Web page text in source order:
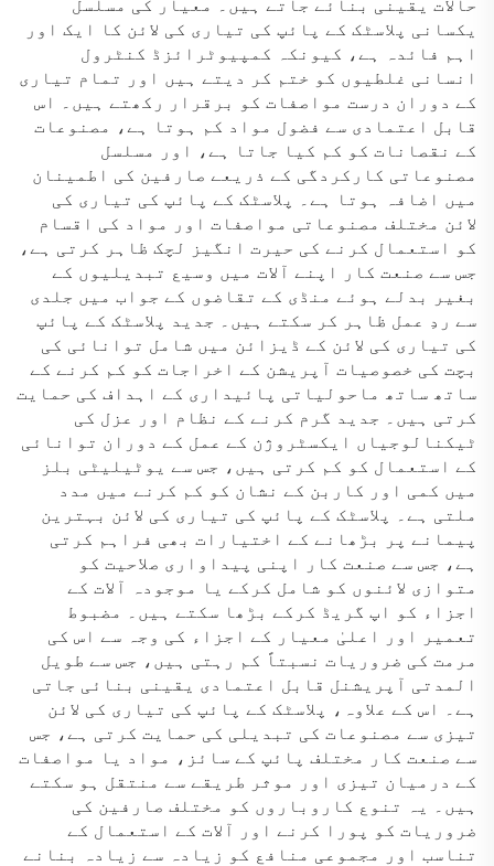
حالات یقینی بنائے جاتے ہیں۔ معیار کی مسلسل
یکسانی پلاسٹک کے پائپ کی تیاری کی لائن کا ایک اور
اہم فائدہ ہے، کیونکہ کمپیوٹرائزڈ کنٹرول
انسانی غلطیوں کو ختم کر دیتے ہیں اور تمام تیاری
کے دوران درست مواصفات کو برقرار رکھتے ہیں۔ اس
قابل اعتمادی سے فضول مواد کم ہوتا ہے، مصنوعات
کے نقصانات کو کم کیا جاتا ہے، اور مسلسل
مصنوعاتی کارکردگی کے ذریعے صارفین کی اطمینان
میں اضافہ ہوتا ہے۔ پلاسٹک کے پائپ کی تیاری کی
لائن مختلف مصنوعاتی مواصفات اور مواد کی اقسام
کو استعمال کرنے کی حیرت انگیز لچک ظاہر کرتی ہے،
جس سے صنعت کار اپنے آلات میں وسیع تبدیلیوں کے
بغیر بدلے ہوئے منڈی کے تقاضوں کے جواب میں جلدی
سے ردِ عمل ظاہر کر سکتے ہیں۔ جدید پلاسٹک کے پائپ
کی تیاری کی لائن کے ڈیزائن میں شامل توانائی کی
بچت کی خصوصیات آپریشن کے اخراجات کو کم کرنے کے
ساتھ ساتھ ماحولیاتی پائیداری کے اہداف کی حمایت
کرتی ہیں۔ جدید گرم کرنے کے نظام اور عزل کی
ٹیکنالوجیاں ایکسٹروژن کے عمل کے دوران توانائی
کے استعمال کو کم کرتی ہیں، جس سے یوٹیلیٹی بلز
میں کمی اور کاربن کے نشان کو کم کرنے میں مدد
ملتی ہے۔ پلاسٹک کے پائپ کی تیاری کی لائن بہترین
پیمانے پر بڑھانے کے اختیارات بھی فراہم کرتی
ہے، جس سے صنعت کار اپنی پیداواری صلاحیت کو
متوازی لائنوں کو شامل کرکے یا موجودہ آلات کے
اجزاء کو اپ گریڈ کرکے بڑھا سکتے ہیں۔ مضبوط
تعمیر اور اعلیٰ معیار کے اجزاء کی وجہ سے اس کی
مرمت کی ضروریات نسبتاً کم رہتی ہیں، جس سے طویل
المدتی آپریشنل قابل اعتمادی یقینی بنائی جاتی
ہے۔ اس کے علاوہ، پلاسٹک کے پائپ کی تیاری کی لائن
تیزی سے مصنوعات کی تبدیلی کی حمایت کرتی ہے، جس
سے صنعت کار مختلف پائپ کے سائز، مواد یا مواصفات
کے درمیان تیزی اور موثر طریقے سے منتقل ہو سکتے
ہیں۔ یہ تنوع کاروباروں کو مختلف صارفین کی
ضروریات کو پورا کرنے اور آلات کے استعمال کے
تناسب اور مجموعی منافع کو زیادہ سے زیادہ بنانے